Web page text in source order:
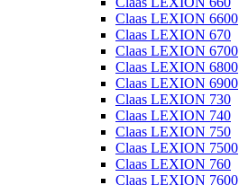
Claas LEXION 6600
Claas LEXION 670
Claas LEXION 6700
Claas LEXION 6800
Claas LEXION 6900
Claas LEXION 730
Claas LEXION 740
Claas LEXION 750
Claas LEXION 7500
Claas LEXION 760
Claas LEXION 7600